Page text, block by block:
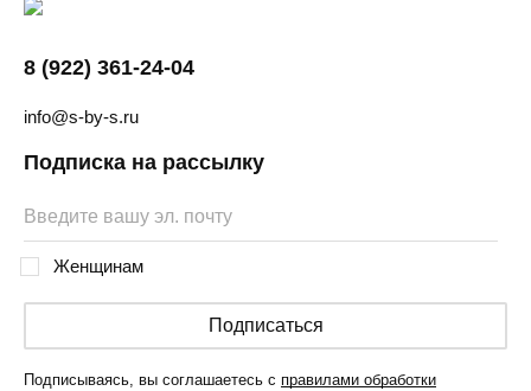
8 (922) 361-24-04
info@s-by-s.ru
Подписка на рассылку
Женщинам
Подписаться
Подписываясь, вы соглашаетесь с правилами обработки